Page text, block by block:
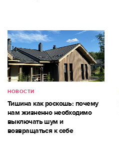
НОВОСТИ
Тишина как роскошь: почему
нам жизненно необходимо
выключать шум и
возвращаться к себе